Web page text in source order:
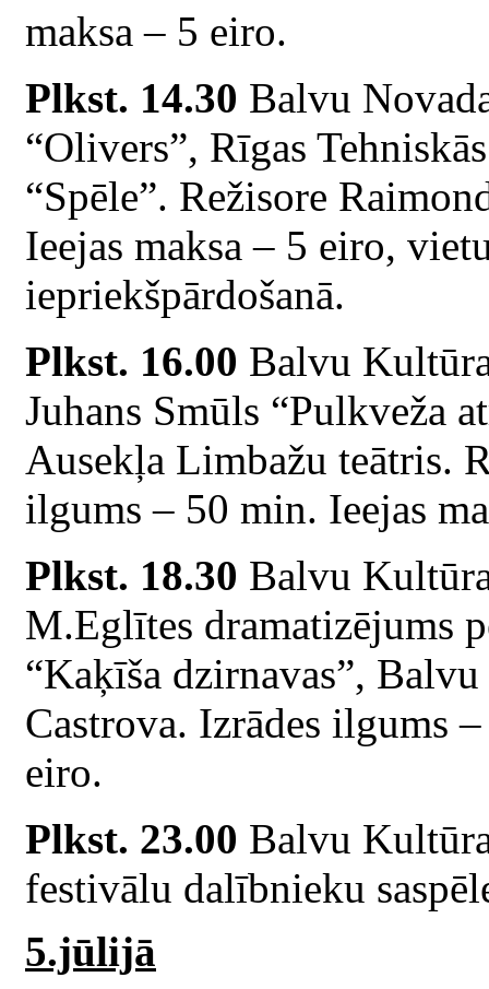
maksa – 5 eiro.
Plkst. 14.30 Balvu
“Olivers”, Rīgas
“Spēle”. Režisore
Ieejas maksa – 5 eiro,
iepriekšpārdošanā.
Plkst. 16.00 Balvu
Juhans Smūls “Pulkveža
Ausekļa Limbažu teātris.
ilgums – 50 min. Ieejas
Plkst. 18.30 Balvu
M.Eglītes dramatizējums
“Kaķīša dzirnavas”,
Castrova. Izrādes ilgums
eiro.
Plkst. 23.00 Balvu
festivālu dalībnieku
5.jūlijā